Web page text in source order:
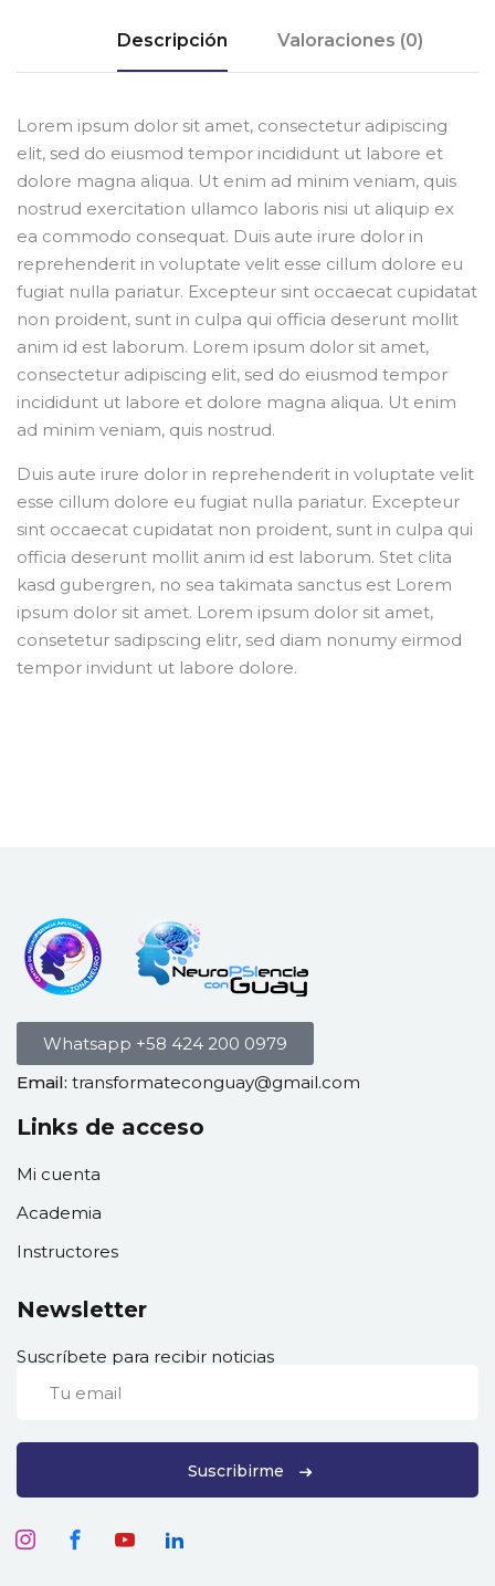
Descripción Valoraciones (0)
Lorem ipsum dolor sit amet, consectetur adipiscing
elit, sed do eiusmod tempor incididunt ut labore et
dolore magna aliqua. Ut enim ad minim veniam, quis
nostrud exercitation ullamco laboris nisi ut aliquip ex
ea commodo consequat. Duis aute irure dolor in
reprehenderit in voluptate velit esse cillum dolore eu
fugiat nulla pariatur. Excepteur sint occaecat cupidatat
non proident, sunt in culpa qui officia deserunt mollit
anim id est laborum. Lorem ipsum dolor sit amet,
consectetur adipiscing elit, sed do eiusmod tempor
incididunt ut labore et dolore magna aliqua. Ut enim
ad minim veniam, quis nostrud.
Duis aute irure dolor in reprehenderit in voluptate velit
esse cillum dolore eu fugiat nulla pariatur. Excepteur
sint occaecat cupidatat non proident, sunt in culpa qui
officia deserunt mollit anim id est laborum. Stet clita
kasd gubergren, no sea takimata sanctus est Lorem
ipsum dolor sit amet. Lorem ipsum dolor sit amet,
consetetur sadipscing elitr, sed diam nonumy eirmod
tempor invidunt ut labore dolore.
Whatsapp +58 424 200 0979
Email: transformateconguay@gmail.com
Links de acceso
Mi cuenta
Academia
Instructores
Newsletter
Suscríbete para recibir noticias
Suscribirme